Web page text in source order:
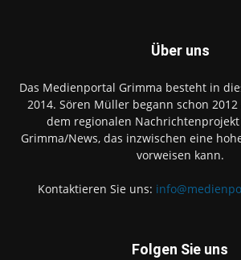
Über uns
Das Medienportal Grimma besteht in
2014. Sören Müller begann schon
dem regionalen
Grimma/News, das inzwischen eine
vorweisen kann.
Kontaktieren Sie uns:
Folgen Sie uns